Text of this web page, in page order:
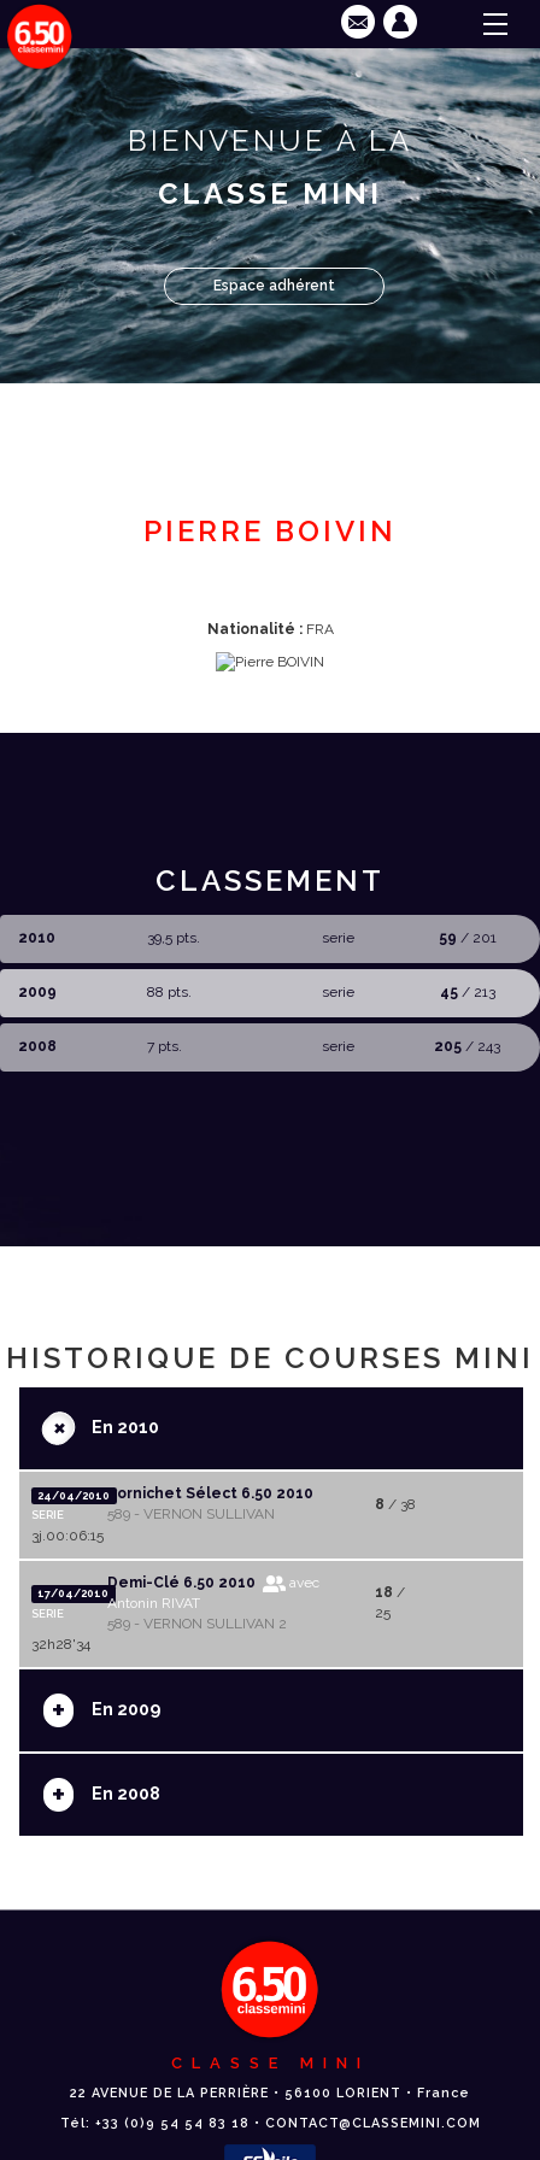
BIENVENUE À LA
CLASSE MINI
Espace adhérent
PIERRE BOIVIN
Nationalité :FRA
CLASSEMENT
2010 39,5 pts. serie 59 / 201
2009 88 pts. serie 45/ 213
2008 7 pts. serie 205 / 243
HISTORIQUE DE COURSES MINI
+En 2010
24/04/2010
SERIE
Pornichet Sélect 6.50 2010
589 - VERNON SULLIVAN
8 / 38
3j.00:06:15
17/04/2010
SERIE
Demi-Clé 6.50 2010
avec
Antonin RIVAT
589 - VERNON SULLIVAN 2
18 /
25
32h28'34
+ En 2009
+ En 2008
CLASSE MINI
22 AVENUE DE LA PERRIÈRE • 56100 LORIENT • France
Tél: +33 (0)9 54 54 83 18 • CONTACT@CLASSEMINI.COM